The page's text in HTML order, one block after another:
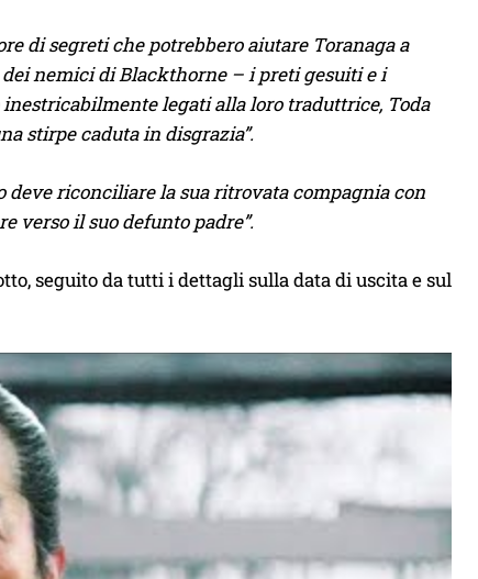
di segreti che potrebbero aiutare Toranaga a
nemici di Blackthorne – i preti gesuiti e i
legati alla loro traduttrice, Toda
stirpe caduta in disgrazia”.
deve riconciliare la sua ritrovata compagnia con
verso il suo defunto padre”.
seguito da tutti i dettagli sulla data di uscita e sul